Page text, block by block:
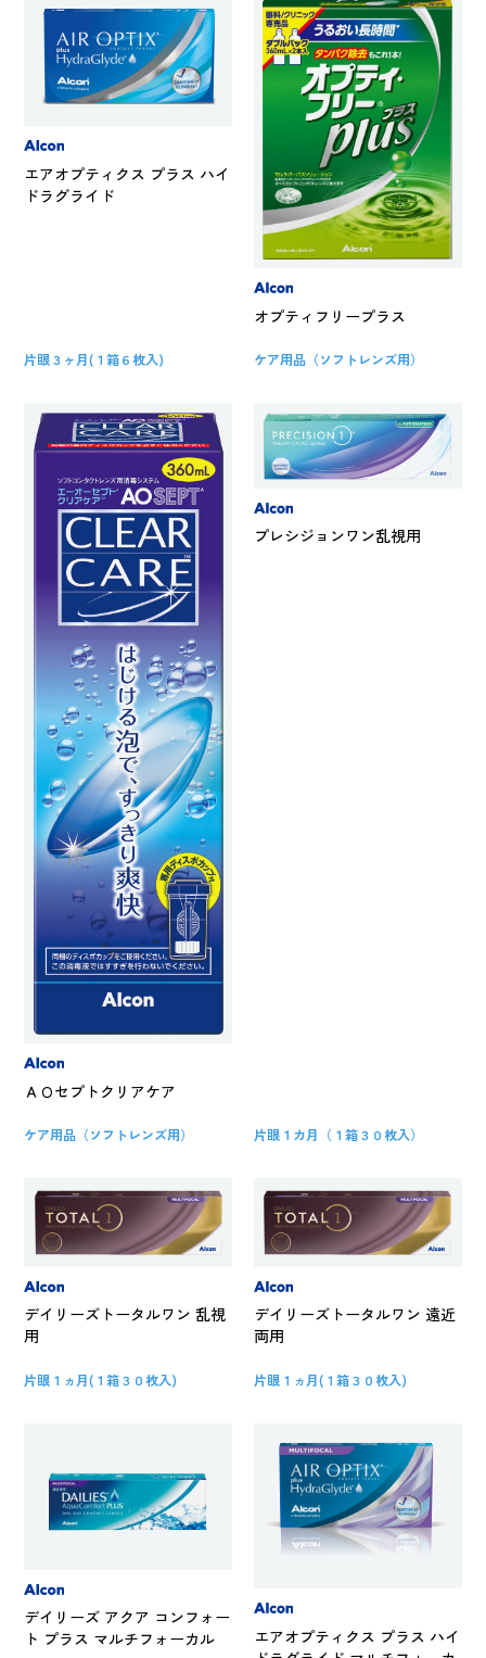
エアオプティクス プラス ハイ
ドラグライド
片眼３ヶ月(１箱６枚入)
オプティフリープラス
ケア用品（ソフトレンズ用）
ＡＯセプトクリアケア
ケア用品（ソフトレンズ用）
プレシジョンワン乱視用
片眼１カ月（１箱３０枚入）
デイリーズトータルワン 乱視
用
片眼１ヵ月(１箱３０枚入)
デイリーズトータルワン 遠近
両用
片眼１ヵ月(１箱３０枚入)
デイリーズ アクア コンフォー
ト プラス マルチフォーカル
エアオプティクス プラス ハイ